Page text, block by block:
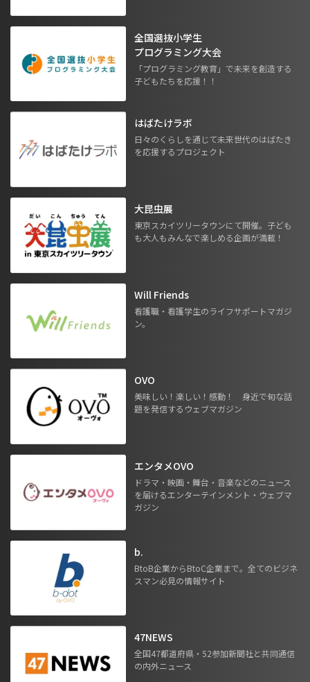
全国選抜小学生
プログラミング大会
「プログラミング教育」で未来を創造する
子どもたちを応援！！
はばたけラボ
日々のくらしを通じて未来世代のはばたき
を応援するプロジェクト
大昆虫展
東京スカイツリータウンにて開催。子ども
も大人もみんなで楽しめる企画が満載！
Will Friends
看護職・看護学生のライフサポートマガジ
ン。
OVO
美味しい！楽しい！感動！ 身近で旬な話
題を発信するウェブマガジン
エンタメOVO
ドラマ・映画・舞台・音楽などのニュース
を届けるエンターテインメント・ウェブマ
ガジン
b.
BtoB企業からBtoC企業まで。全てのビジネ
スマン必見の情報サイト
47NEWS
全国47都道府県・52参加新聞社と共同通信
の内外ニュース